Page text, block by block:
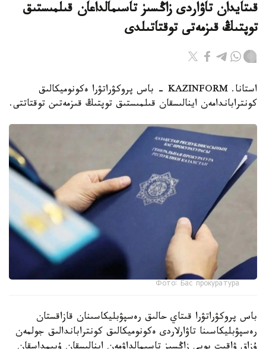
قىتايدان تاۋاردى زاڭسىز تاسىمالداعان قىلمىستىق
توپتىڭ قىزمەتى توقتاتىلدى
استانا. KAZINFORM - باس پروكۋراتۋرا ەكونوميكالىق
كونتراباندامەن اينالىسقان قىلمىستىق توپتىڭ قىزمەتىن توقتاتتى.
Фото: Бас прокуратура
باس پروكۋراتۋرا قىتاي حالىق رەسپۋبليكاسىنان قازاقستان
رەسپۋبليكاسىنا تاۋارلاردى ەكونوميكالىق كونتراباندالىق جولمەن